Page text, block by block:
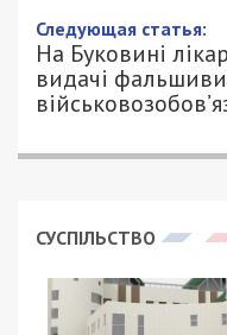
4/06/
ПЕТРО ЩУКІН